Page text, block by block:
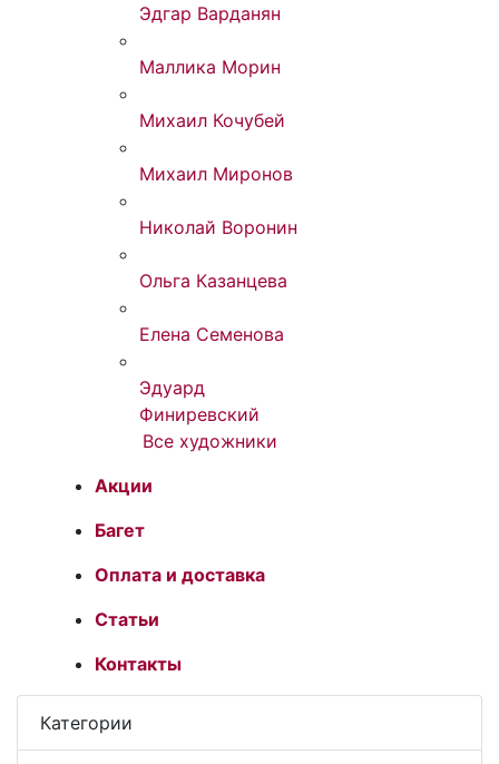
Эдгар Варданян
Маллика Морин
Михаил Кочубей
Михаил Миронов
Николай Воронин
Ольга Казанцева
Елена Семенова
Эдуард
Финиревский
Все художники
Акции
Багет
Оплата и доставка
Статьи
Контакты
Категории